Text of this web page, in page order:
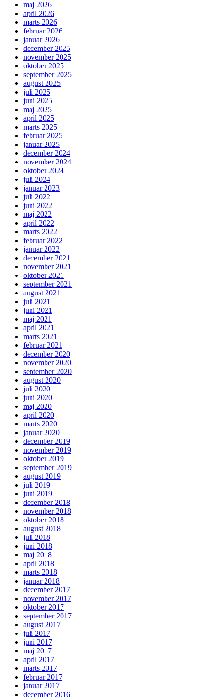
maj 2026
april 2026
marts 2026
februar 2026
januar 2026
december 2025
november 2025
oktober 2025
september 2025
august 2025
juli 2025
juni 2025
maj 2025
april 2025
marts 2025
februar 2025
januar 2025
december 2024
november 2024
oktober 2024
juli 2024
januar 2023
juli 2022
juni 2022
maj 2022
april 2022
marts 2022
februar 2022
januar 2022
december 2021
november 2021
oktober 2021
september 2021
august 2021
juli 2021
juni 2021
maj 2021
april 2021
marts 2021
februar 2021
december 2020
november 2020
september 2020
august 2020
juli 2020
juni 2020
maj 2020
april 2020
marts 2020
januar 2020
december 2019
november 2019
oktober 2019
september 2019
august 2019
juli 2019
juni 2019
december 2018
november 2018
oktober 2018
august 2018
juli 2018
juni 2018
maj 2018
april 2018
marts 2018
januar 2018
december 2017
november 2017
oktober 2017
september 2017
august 2017
juli 2017
juni 2017
maj 2017
april 2017
marts 2017
februar 2017
januar 2017
december 2016